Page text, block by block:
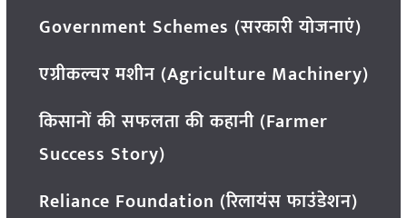
Government Schemes (सरकारी योजनाएं)
एग्रीकल्चर मशीन (Agriculture Machinery)
किसानों की सफलता की कहानी (Farmer
Success Story)
Reliance Foundation (रिलायंस फाउंडेशन)